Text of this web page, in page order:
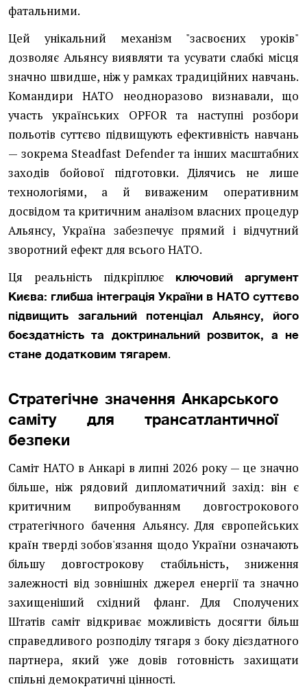
фатальними.
Цей унікальний механізм "засвоєних уроків"
дозволяє Альянсу виявляти та усувати слабкі місця
значно швидше, ніж у рамках традиційних навчань.
Командири НАТО неодноразово визнавали, що
участь українських OPFOR та наступні розбори
польотів суттєво підвищують ефективність навчань
— зокрема Steadfast Defender та інших масштабних
заходів бойової підготовки. Ділячись не лише
технологіями, а й виваженим оперативним
досвідом та критичним аналізом власних процедур
Альянсу, Україна забезпечує прямий і відчутний
зворотний ефект для всього НАТО.
Ця реальність підкріплює
ключовий аргумент
Києва: глибша інтеграція України в НАТО суттєво
підвищить загальний потенціал Альянсу, його
боєздатність та доктринальний розвиток, а не
стане додатковим тягарем.
Стратегічне значення Анкарського
саміту для трансатлантичної
безпеки
Саміт НАТО в Анкарі в липні 2026 року — це значно
більше, ніж рядовий дипломатичний захід: він є
критичним випробуванням довгострокового
стратегічного бачення Альянсу. Для європейських
країн тверді зобов'язання щодо України означають
більшу довгострокову стабільність, зниження
залежності від зовнішніх джерел енергії та значно
захищеніший східний фланг. Для Сполучених
Штатів саміт відкриває можливість досягти більш
справедливого розподілу тягаря з боку дієздатного
партнера, який уже довів готовність захищати
спільні демократичні цінності.